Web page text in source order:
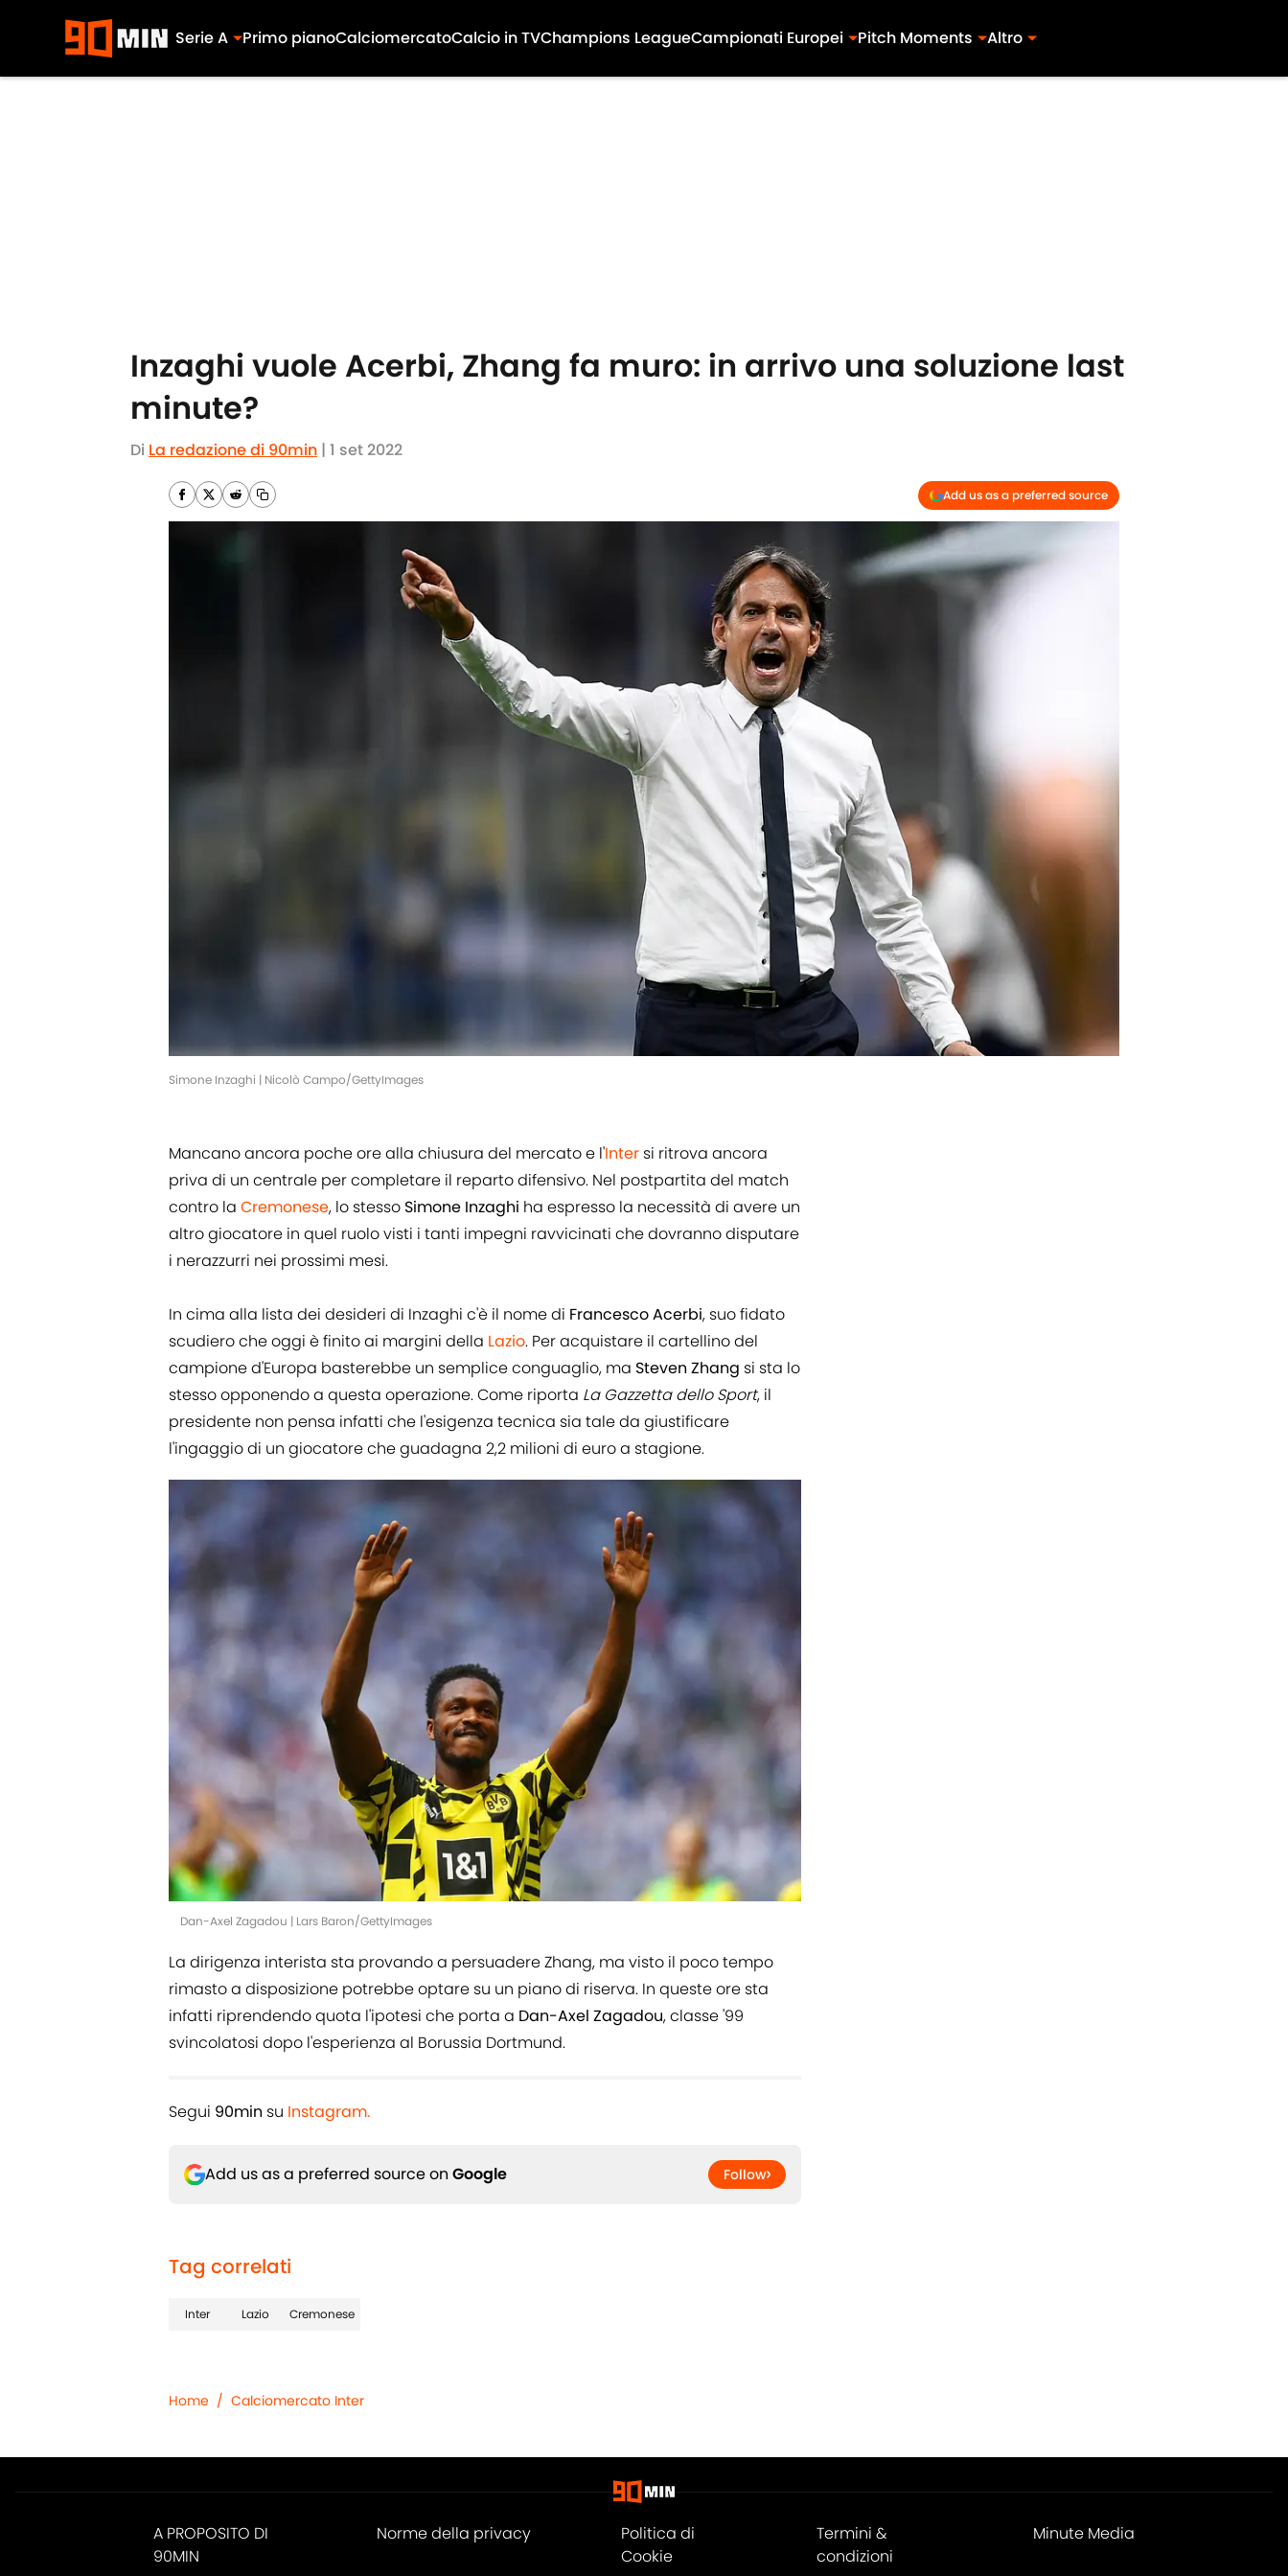
Serie A Primo pianoCalciomercatoCalcio in TVChampions LeagueCampionati Europei Pitch Moments Altro
Inzaghi vuole Acerbi, Zhang fa muro: in arrivo una soluzione last
minute?
Di La redazione di 90min | 1 set 2022
Add us as a preferred source
Simone Inzaghi | Nicolò Campo/GettyImages
Mancano ancora poche ore alla chiusura del mercato e l'Inter si ritrova ancora
priva di un centrale per completare il reparto difensivo. Nel postpartita del match
contro la Cremonese, lo stesso Simone Inzaghi ha espresso la necessità di avere un
altro giocatore in quel ruolo visti i tanti impegni ravvicinati che dovranno disputare
i nerazzurri nei prossimi mesi.
In cima alla lista dei desideri di Inzaghi c'è il nome di Francesco Acerbi, suo fidato
scudiero che oggi è finito ai margini della Lazio. Per acquistare il cartellino del
campione d'Europa basterebbe un semplice conguaglio, ma Steven Zhang si sta lo
stesso opponendo a questa operazione. Come riporta La Gazzetta dello Sport, il
presidente non pensa infatti che l'esigenza tecnica sia tale da giustificare
l'ingaggio di un giocatore che guadagna 2,2 milioni di euro a stagione.
Dan-Axel Zagadou | Lars Baron/GettyImages
La dirigenza interista sta provando a persuadere Zhang, ma visto il poco tempo
rimasto a disposizione potrebbe optare su un piano di riserva. In queste ore sta
infatti riprendendo quota l'ipotesi che porta a Dan-Axel Zagadou, classe '99
svincolatosi dopo l'esperienza al Borussia Dortmund.
Segui 90min su Instagram.
Add us as a preferred source on Google Follow
Tag correlati
Inter Lazio Cremonese
Home / Calciomercato Inter
A PROPOSITO DI
90MIN
Norme della privacy
Politica di
Cookie
Termini &
condizioni
Minute Media